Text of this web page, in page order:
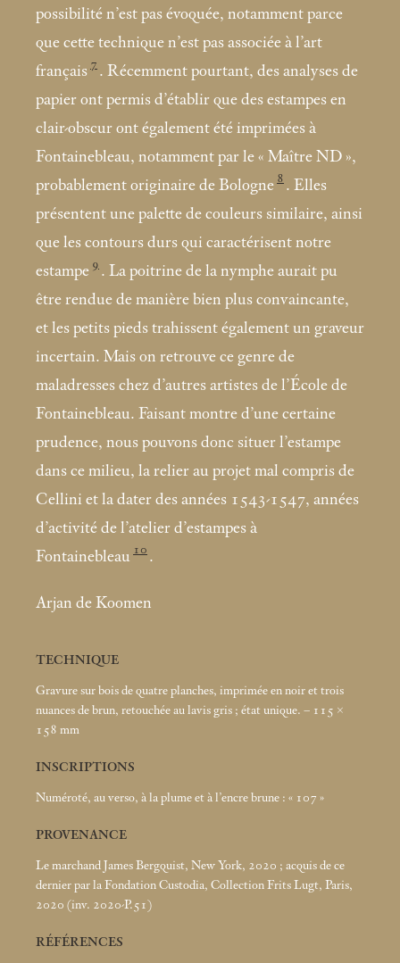
possibilité n’est pas évoquée, notamment parce
que cette technique n’est pas associée à l’art
français 7 . Récemment pourtant, des analyses de
papier ont permis d’établir que des estampes en
clair-obscur ont également été imprimées à
Fontainebleau, notamment par le « Maître ND »,
probablement originaire de Bologne 8 . Elles
présentent une palette de couleurs similaire, ainsi
que les contours durs qui caractérisent notre
estampe 9 . La poitrine de la nymphe aurait pu
être rendue de manière bien plus convaincante,
et les petits pieds trahissent également un graveur
incertain. Mais on retrouve ce genre de
maladresses chez d’autres artistes de l’École de
Fontainebleau. Faisant montre d’une certaine
prudence, nous pouvons donc situer l’estampe
dans ce milieu, la relier au projet mal compris de
Cellini et la dater des années 1543-1547, années
d’activité de l’atelier d’estampes à
Fontainebleau 10 .
Arjan de Koomen
TECHNIQUE
Gravure sur bois de quatre planches, imprimée en noir et trois
nuances de brun, retouchée au lavis gris ; état unique. – 115 ×
158 mm
INSCRIPTIONS
Numéroté, au verso, à la plume et à l’encre brune : « 107 »
PROVENANCE
Le marchand James Bergquist, New York, 2020 ; acquis de ce
dernier par la Fondation Custodia, Collection Frits Lugt, Paris,
2020 (inv. 2020-P.51)
RÉFÉRENCES